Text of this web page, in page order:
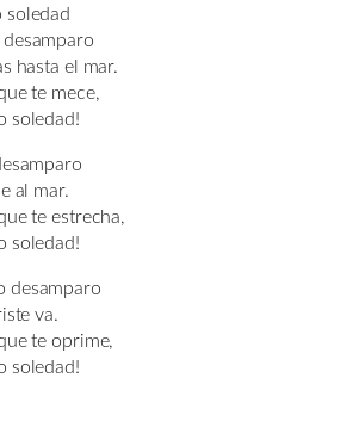
soledad
desamparo
hasta el mar.
te mece,
soledad!
al mar.
te estrecha,
soledad!
desamparo
va.
te oprime,
soledad!